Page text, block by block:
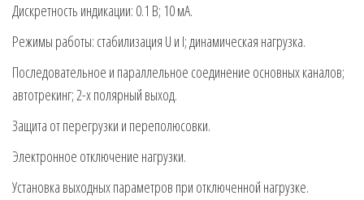
Дискретность индикации: 0.1 В; 10 мА.
Режимы работы: стабилизация U и I; динамическая нагрузка.
Последовательное и параллельное соединение основных каналов;
автотрекинг; 2-х полярный выход.
Защита от перегрузки и переполюсовки.
Электронное отключение нагрузки.
Установка выходных параметров при отключенной нагрузке.